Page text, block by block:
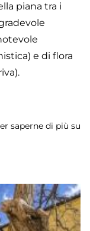
piana tra i
e di flora
saperne di più su